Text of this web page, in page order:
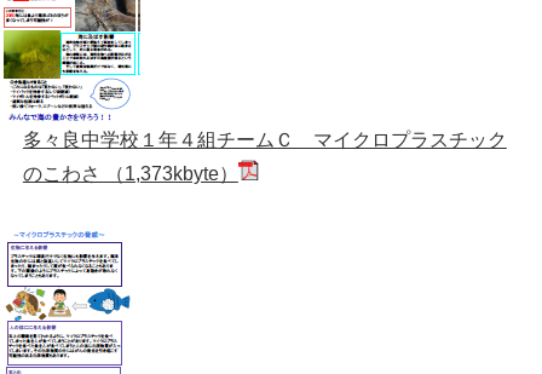
多々良中学校１年４組チームＣ マイクロプラスチック
のこわさ （1,373kbyte）